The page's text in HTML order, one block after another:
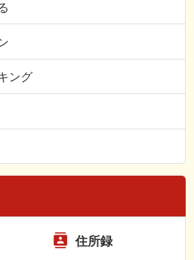
ング
住所録